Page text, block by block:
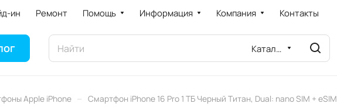
ин Ремонт Помощь Информация Компания Контакты
Каталог
Apple iPhone – Смартфон iPhone 16 Pro 1 ТБ Черный Титан, Dual: nano SIM + eSIM